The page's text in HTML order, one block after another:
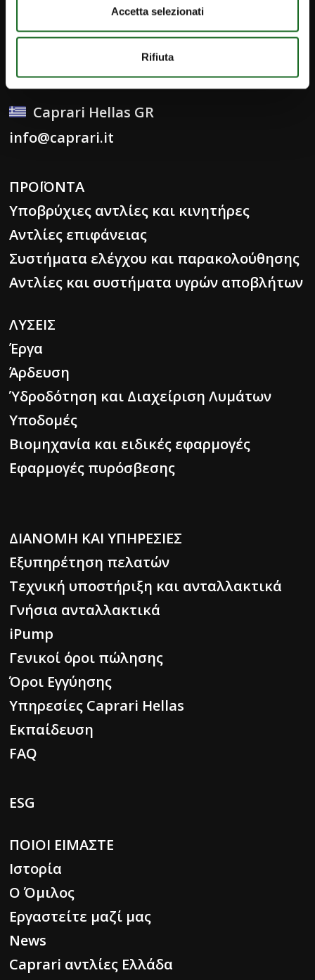
Accetta selezionati
Rifiuta
Newsletter
Εργαστείτε μαζί μας
Caprari Hellas GR
info@caprari.it
ΠΡΟΪΟΝΤΑ
Υποβρύχιες αντλίες και κινητήρες
Αντλίες επιφάνειας
Συστήματα ελέγχου και παρακολούθησης
Αντλίες και συστήματα υγρών αποβλήτων
ΛΥΣΕΙΣ
Έργα
Άρδευση
Ύδροδότηση και Διαχείριση Λυμάτων
Υποδομές
Βιομηχανία και ειδικές εφαρμογές
Εφαρμογές πυρόσβεσης
ΔΙΑΝΟΜΗ ΚΑΙ ΥΠΗΡΕΣΙΕΣ
Εξυπηρέτηση πελατών
Τεχνική υποστήριξη και ανταλλακτικά
Γνήσια ανταλλακτικά
iPump
Γενικοί όροι πώλησης
Όροι Εγγύησης
Υπηρεσίες Caprari Hellas
Εκπαίδευση
FAQ
ESG
ΠΟΙΟΙ ΕΙΜΑΣΤΕ
Ιστορία
Ο Όμιλος
Εργαστείτε μαζί μας
News
Caprari αντλίες Ελλάδα